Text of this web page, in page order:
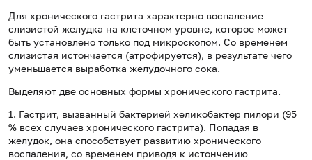
Для хронического гастрита характерно воспаление
слизистой желудка на клеточном уровне, которое может
быть установлено только под микроскопом. Со временем
слизистая истончается (атрофируется), в результате чего
уменьшается выработка желудочного сока.
Выделяют две основных формы хронического гастрита.
1. Гастрит, вызванный бактерией хеликобактер пилори (95
% всех случаев хронического гастрита). Попадая в
желудок, она способствует развитию хронического
воспаления, со временем приводя к истончению